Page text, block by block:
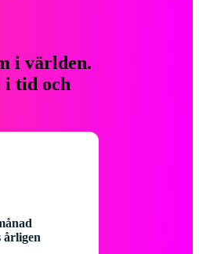
i världen.
i tid och
årligen